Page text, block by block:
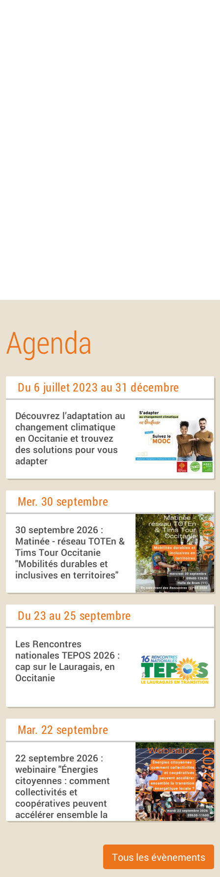
Agenda
Du 6 juillet 2023 au 31 décembre
Découvrez l’adaptation au
changement climatique
en Occitanie et trouvez
des solutions pour vous
adapter
Mer. 30 septembre
30 septembre 2026 :
Matinée - réseau TOTEn &
Tims Tour Occitanie
"Mobilités durables et
inclusives en territoires"
Du 23 au 25 septembre
Les Rencontres
nationales TEPOS 2026 :
cap sur le Lauragais, en
Occitanie
Mar. 22 septembre
22 septembre 2026 :
webinaire "Énergies
citoyennes : comment
collectivités et
coopératives peuvent
accélérer ensemble la
transition énergétique
Tous les évènements